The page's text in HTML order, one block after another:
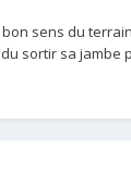
sens du
sortir sa jambe